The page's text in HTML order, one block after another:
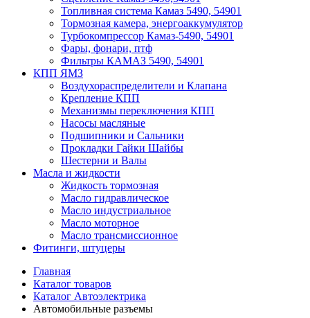
Топливная система Камаз 5490, 54901
Тормозная камера, энергоаккумулятор
Турбокомпрессор Камаз-5490, 54901
Фары, фонари, птф
Фильтры КАМАЗ 5490, 54901
КПП ЯМЗ
Воздухораспределители и Клапана
Крепление КПП
Механизмы переключения КПП
Насосы масляные
Подшипники и Сальники
Прокладки Гайки Шайбы
Шестерни и Валы
Масла и жидкости
Жидкость тормозная
Масло гидравлическое
Масло индустриальное
Масло моторное
Масло трансмиссионное
Фитинги, штуцеры
Главная
Каталог товаров
Каталог Автоэлектрика
Автомобильные разъемы